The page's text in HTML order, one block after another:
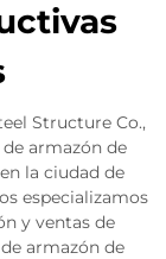
Structure Co.,
armazón de
la ciudad de
especializamos
y ventas de
armazón de